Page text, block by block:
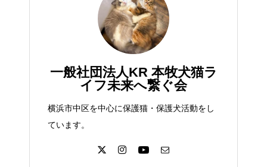
一般社団法人KR 本牧犬猫ラ
イフ未来へ繋ぐ会
横浜市中区を中心に保護猫・保護犬活動をし
ています。